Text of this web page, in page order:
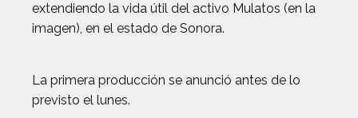
extendiendo la vida útil del activo Mulatos (en la
imagen), en el estado de Sonora.
La primera producción se anunció antes de lo
previsto el lunes.